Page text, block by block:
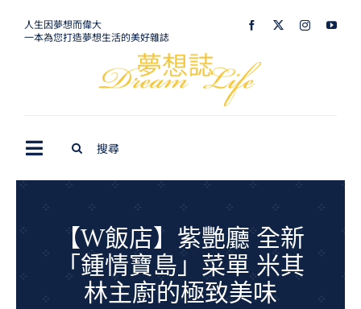
人生因夢想而偉大
一本為您打造夢想生活的美好雜誌
Toggle
Navigation
生活美學
【W飯店】紫艷廳 全新
「鍾情寶島」菜單 米其
林主廚的極致美味